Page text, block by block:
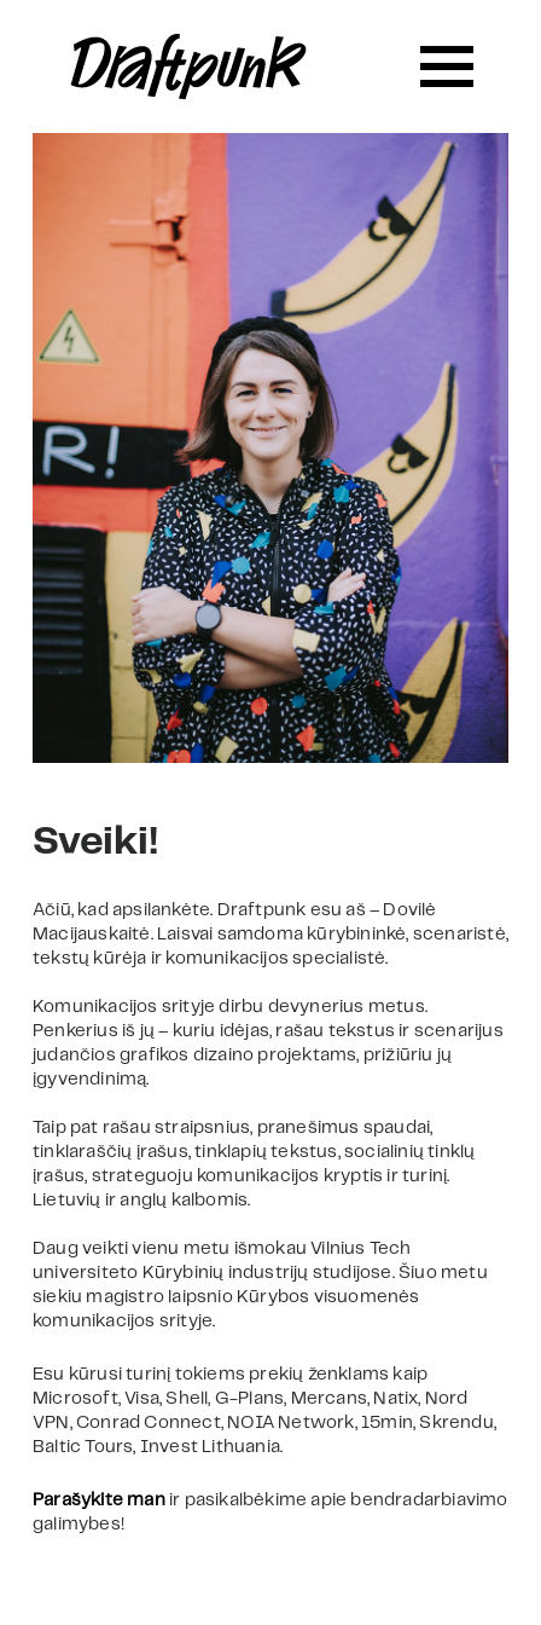
Sveiki!
Ačiū, kad apsilankėte. Draftpunk esu aš – Dovilė
Macijauskaitė. Laisvai samdoma kūrybininkė, scenaristė,
tekstų kūrėja ir komunikacijos specialistė.
Komunikacijos srityje dirbu devynerius metus.
Penkerius iš jų – kuriu idėjas, rašau tekstus ir scenarijus
judančios grafikos dizaino projektams, prižiūriu jų
įgyvendinimą.
Taip pat rašau straipsnius, pranešimus spaudai,
tinklaraščių įrašus, tinklapių tekstus, socialinių tinklų
įrašus, strateguoju komunikacijos kryptis ir turinį.
Lietuvių ir anglų kalbomis.
Daug veikti vienu metu išmokau Vilnius Tech
universiteto Kūrybinių industrijų studijose. Šiuo metu
siekiu magistro laipsnio Kūrybos visuomenės
komunikacijos srityje.
Esu kūrusi turinį tokiems prekių ženklams kaip
Microsoft, Visa, Shell, G-Plans, Mercans, Natix, Nord
VPN, Conrad Connect, NOIA Network, 15min, Skrendu,
Baltic Tours, Invest Lithuania.
Parašykite manir pasikalbėkime apie bendradarbiavimo
galimybes!